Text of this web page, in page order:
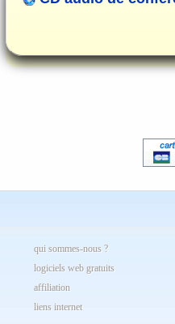
qui sommes-nous ?
logiciels web gratuits
affiliation
liens internet